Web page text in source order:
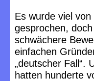
Es wurde viel
gesprochen,
schwächere
einfachen
„deutscher Fall“.
hatten hunderte